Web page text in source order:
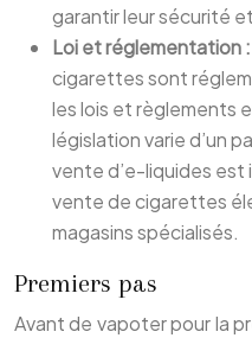
garantir leur sécurité
Loi et réglementation :
cigarettes sont
les lois et règlements
législation varie d’un
vente d’e-liquides est
vente de cigarettes
magasins spécialisés.
Premiers pas
Avant de vapoter pour la